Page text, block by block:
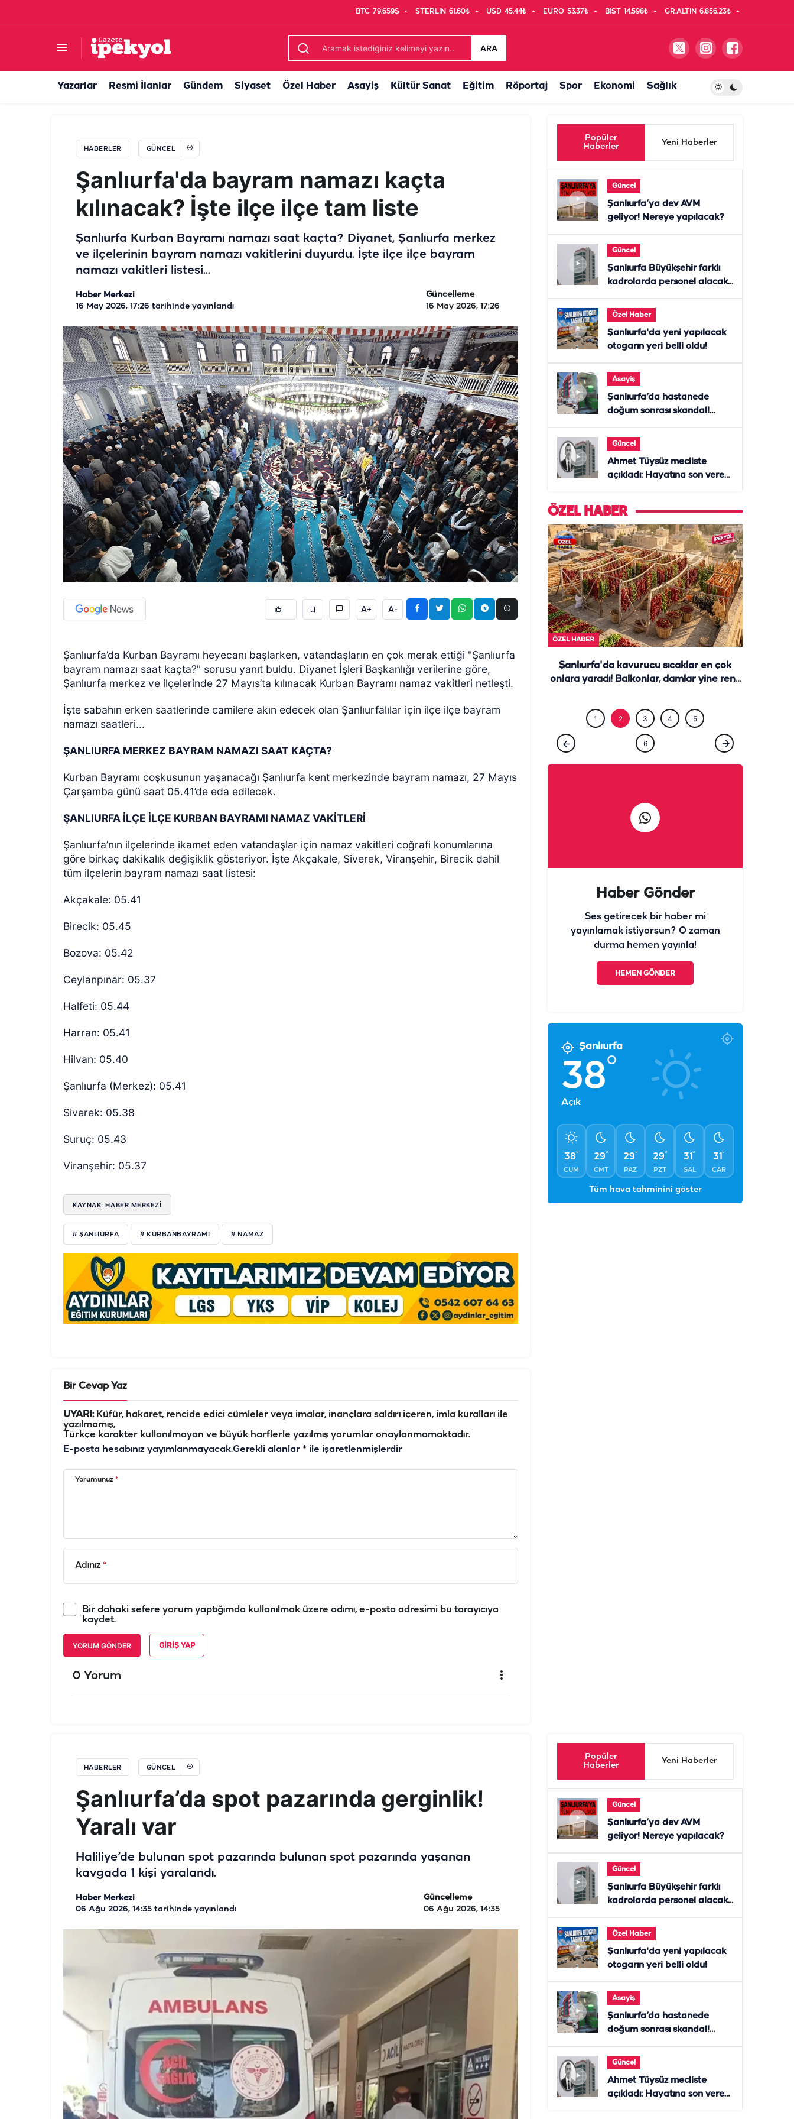
BTC 79.659$ STERLIN 61,60₺ USD 45,44₺ EURO 53,37₺ BIST 14.598₺ GR.ALTIN 6.856,23₺
ARA
Yazarlar Resmi İlanlar Gündem Siyaset Özel Haber Asayiş Kültür Sanat Eğitim Röportaj Spor Ekonomi Sağlık
HABERLER GÜNCEL
Şanlıurfa'da bayram namazı kaçta
kılınacak? İşte ilçe ilçe tam liste
Şanlıurfa Kurban Bayramı namazı saat kaçta? Diyanet, Şanlıurfa merkez
ve ilçelerinin bayram namazı vakitlerini duyurdu. İşte ilçe ilçe bayram
namazı vakitleri listesi...
Haber Merkezi
16 May 2026, 17:26 tarihinde yayınlandı
Güncelleme
16 May 2026, 17:26
A+ A-
Şanlıurfa’da Kurban Bayramı heyecanı başlarken, vatandaşların en çok merak ettiği "Şanlıurfa
bayram namazı saat kaçta?" sorusu yanıt buldu. Diyanet İşleri Başkanlığı verilerine göre,
Şanlıurfa merkez ve ilçelerinde 27 Mayıs’ta kılınacak Kurban Bayramı namaz vakitleri netleşti.
İşte sabahın erken saatlerinde camilere akın edecek olan Şanlıurfalılar için ilçe ilçe bayram
namazı saatleri...
ŞANLIURFA MERKEZ BAYRAM NAMAZI SAAT KAÇTA?
Kurban Bayramı coşkusunun yaşanacağı Şanlıurfa kent merkezinde bayram namazı, 27 Mayıs
Çarşamba günü saat 05.41’de eda edilecek.
ŞANLIURFA İLÇE İLÇE KURBAN BAYRAMI NAMAZ VAKİTLERİ
Şanlıurfa’nın ilçelerinde ikamet eden vatandaşlar için namaz vakitleri coğrafi konumlarına
göre birkaç dakikalık değişiklik gösteriyor. İşte Akçakale, Siverek, Viranşehir, Birecik dahil
tüm ilçelerin bayram namazı saat listesi:
Akçakale: 05.41
Birecik: 05.45
Bozova: 05.42
Ceylanpınar: 05.37
Halfeti: 05.44
Harran: 05.41
Hilvan: 05.40
Şanlıurfa (Merkez): 05.41
Siverek: 05.38
Suruç: 05.43
Viranşehir: 05.37
KAYNAK: HABER MERKEZİ
# ŞANLIURFA # KURBANBAYRAMI # NAMAZ
Bir Cevap Yaz
UYARI:Küfür, hakaret, rencide edici cümleler veya imalar, inançlara saldırı içeren, imla kuralları ile
yazılmamış,
Türkçe karakter kullanılmayan ve büyük harflerle yazılmış yorumlar onaylanmamaktadır.
E-posta hesabınız yayımlanmayacak.Gerekli alanlar * ile işaretlenmişlerdir
Yorumunuz *
Adınız *
Bir dahaki sefere yorum yaptığımda kullanılmak üzere adımı, e-posta adresimi bu tarayıcıya
kaydet.
YORUM GÖNDER GIRIŞ YAP
0 Yorum
Popüler
Haberler
Yeni Haberler
Güncel
Şanlıurfa’ya dev AVM
geliyor! Nereye yapılacak?
Güncel
Şanlıurfa Büyükşehir farklı
kadrolarda personel alacak!
Özel Haber
Şanlıurfa'da yeni yapılacak
otogarın yeri belli oldu!
Asayiş
Şanlıurfa’da hastanede
doğum sonrası skandal!
Güncel
Ahmet Tüysüz mecliste
açıkladı: Hayatına son veren
ÖZEL HABER
ÖZEL HABER
Şanlıurfa'da kavurucu sıcaklar en çok
onlara yaradı! Balkonlar, damlar yine renk
1 2 3 4 5
6
Haber Gönder
Ses getirecek bir haber mi
yayınlamak istiyorsun? O zaman
durma hemen yayınla!
HEMEN GÖNDER
Şanlıurfa
38°
Açık
38°
CUM
29°
CMT
29°
PAZ
29°
PZT
31°
SAL
31°
ÇAR
Tüm hava tahminini göster
HABERLER GÜNCEL
Şanlıurfa’da spot pazarında gerginlik!
Yaralı var
Haliliye’de bulunan spot pazarında bulunan spot pazarında yaşanan
kavgada 1 kişi yaralandı.
Haber Merkezi
06 Ağu 2026, 14:35 tarihinde yayınlandı
Güncelleme
06 Ağu 2026, 14:35
Popüler
Haberler
Yeni Haberler
Güncel
Şanlıurfa’ya dev AVM
geliyor! Nereye yapılacak?
Güncel
Şanlıurfa Büyükşehir farklı
kadrolarda personel alacak!
Özel Haber
Şanlıurfa'da yeni yapılacak
otogarın yeri belli oldu!
Asayiş
Şanlıurfa’da hastanede
doğum sonrası skandal!
Güncel
Ahmet Tüysüz mecliste
açıkladı: Hayatına son veren